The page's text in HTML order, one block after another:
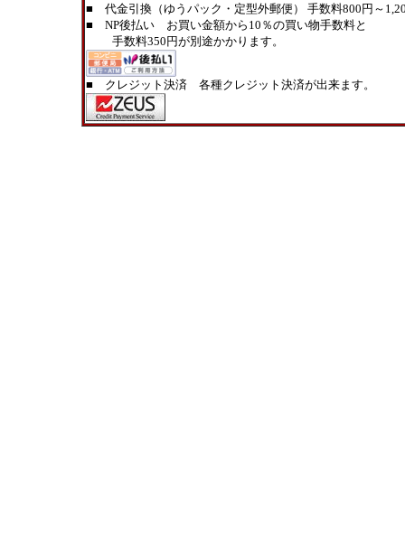
■ 代金引換（ゆうパック・定型外郵便） 手数料800円～
■ NP後払い お買い金額から10％の買い物手数料と
手数料350円が別途かかります。
■ クレジット決済 各種クレジット決済が出来ます。